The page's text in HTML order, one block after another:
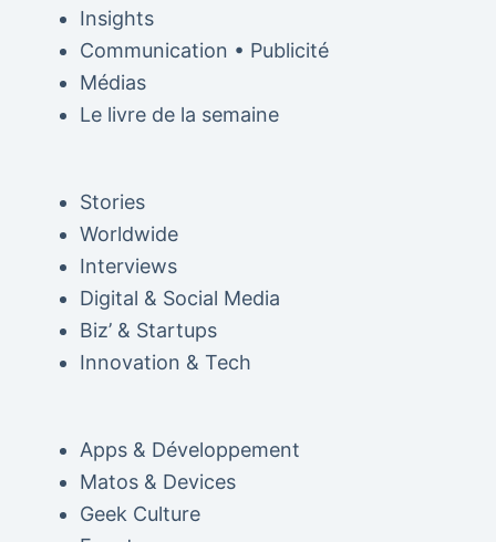
Insights
Communication • Publicité
Médias
Le livre de la semaine
Stories
Worldwide
Interviews
Digital & Social Media
Biz’ & Startups
Innovation & Tech
Apps & Développement
Matos & Devices
Geek Culture